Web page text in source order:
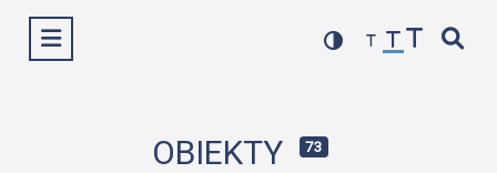
Wyświetl menu
OBIEKTY 73